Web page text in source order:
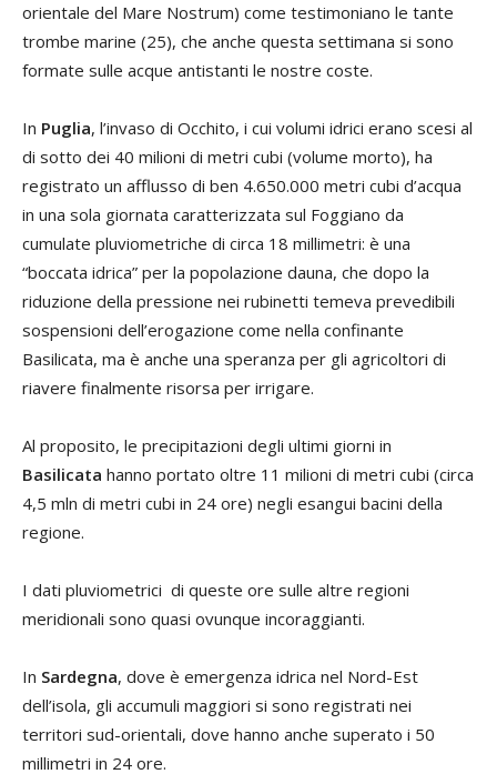
orientale del Mare Nostrum) come testimoniano le tante
trombe marine (25), che anche questa settimana si sono
formate sulle acque antistanti le nostre coste.
In Puglia, l’invaso di Occhito, i cui volumi idrici erano scesi al
di sotto dei 40 milioni di metri cubi (volume morto), ha
registrato un afflusso di ben 4.650.000 metri cubi d’acqua
in una sola giornata caratterizzata sul Foggiano da
cumulate pluviometriche di circa 18 millimetri: è una
“boccata idrica” per la popolazione dauna, che dopo la
riduzione della pressione nei rubinetti temeva prevedibili
sospensioni dell’erogazione come nella confinante
Basilicata, ma è anche una speranza per gli agricoltori di
riavere finalmente risorsa per irrigare.
Al proposito, le precipitazioni degli ultimi giorni in
Basilicata hanno portato oltre 11 milioni di metri cubi (circa
4,5 mln di metri cubi in 24 ore) negli esangui bacini della
regione.
I dati pluviometrici di queste ore sulle altre regioni
meridionali sono quasi ovunque incoraggianti.
In Sardegna, dove è emergenza idrica nel Nord-Est
dell’isola, gli accumuli maggiori si sono registrati nei
territori sud-orientali, dove hanno anche superato i 50
millimetri in 24 ore.